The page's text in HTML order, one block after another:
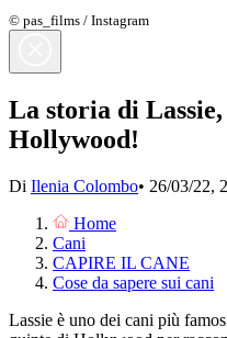
© pas_films / Instagram
La storia di
Hollywood!
Di Ilenia Colombo• 26/03/22,
Home
Cani
CAPIRE IL CANE
Cose da sapere sui cani
Lassie è uno dei cani più